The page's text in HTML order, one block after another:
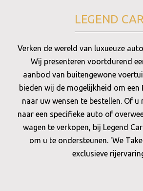
LEGEND CAR
Verken de wereld van luxueuze
Wij presenteren voortdurend
aanbod van buitengewone
bieden wij de mogelijkheid om een
naar uw wensen te bestellen. Of u
naar een specifieke auto of
wagen te verkopen, bij Legend
om u te ondersteunen. 'We
exclusieve